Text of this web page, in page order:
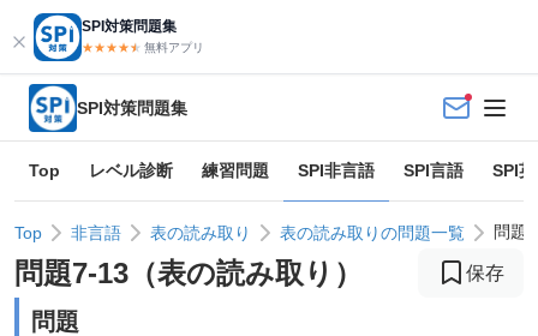
SPI対策問題集
★★★★★
★ 無料アプリ
SPI対策問題集
Top レベル診断 練習問題 SPI非言語 SPI言語 SPI
Top 非言語 表の読み取り 表の読み取りの問題一覧 問題
問題7-13 （表の読み取り ） 保存
問題